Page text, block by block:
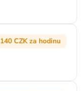
140 CZK za hodinu